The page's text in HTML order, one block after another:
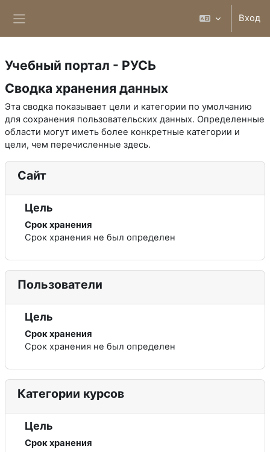
Вход
Учебный портал - РУСЬ
Сводка хранения данных
Эта сводка показывает цели и категории по умолчанию
для сохранения пользовательских данных. Определенные
области могут иметь более конкретные категории и
цели, чем перечисленные здесь.
Сайт
Цель
Срок хранения
Срок хранения не был определен
Пользователи
Цель
Срок хранения
Срок хранения не был определен
Категории курсов
Цель
Срок хранения